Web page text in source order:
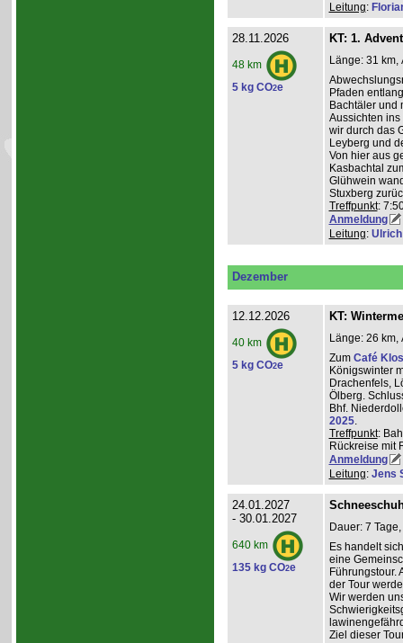
Leitung:
28.11.2026
48 km
5 kg CO2e
KT: 1.
Länge: 31 km,
Pfaden
Bachtäler und
Aussichten
wir durch das
Leyberg und
Von hier aus
Kasbachtal
Glühwein
Stuxberg
Treffpunkt:
Anmeldung
Leitung:
Dezember
12.12.2026
40 km
5 kg CO2e
KT:
Länge: 26 km,
Zum Café
Königswinter
Drachenfels,
Ölberg.
Bhf.
2025.
Treffpunkt:
Rückreise mit
Anmeldung
Leitung: Jens
24.01.2027
- 30.01.2027
640 km
135 kg CO2e
Dauer: 7
Es handelt
eine
Führungstour.
der Tour
Wir werden
Ziel dieser